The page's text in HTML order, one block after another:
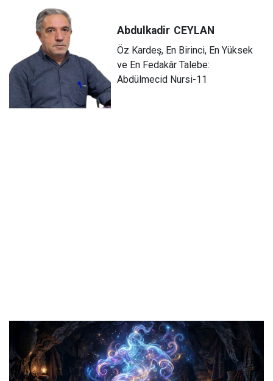
Abdulkadir CEYLAN
Öz Kardeş, En Birinci, En Yüksek
ve En Fedakâr Talebe:
Abdülmecid Nursi-11